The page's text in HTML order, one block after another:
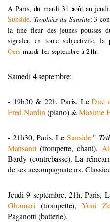
A Paris, du mardi 31 août au
Sunside, Trophées du Sunside: 3
la fine fleur des jeunes pousses
signaler, en toute subjectivité, la
Oers mardi 1er septembre à 21h.
Samedi 4 septembre:
- 19h30 & 22h, Paris, LeDuc
Fred Nardin (piano) &Maxime
- 21h30, Paris, LeSunside:"
Mansanti(trompette, chant),
Bardy (contrebasse). La
de ses accompagnateurs.
Jeudi 9 septembre, 21h, Paris,
Ghomari (trompette),Yoni
Paganotti (batterie).